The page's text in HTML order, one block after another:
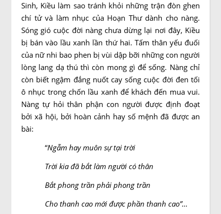
Sinh, Kiều làm sao tránh khỏi những trận đòn ghen
chí tử và làm nhục của Hoạn Thư dành cho nàng.
Sóng gió cuộc đời nàng chưa dừng lại nơi đây, Kiều
bị bán vào lầu xanh lần thứ hai. Tấm thân yếu đuối
của nữ nhi bao phen bị vùi dập bỡi những con người
lòng lang dạ thú thì còn mong gì để sống. Nàng chỉ
còn biết ngậm đắng nuốt cay sống cuộc đời đen tối
ô nhục trong chốn lầu xanh để khách đến mua vui.
Nàng tự hỏi thân phận con người được định đoạt
bởi xã hội, bởi hoàn cảnh hay số mệnh đã được an
bài:
“Ngẫm hay muôn sự tại trời
Trời kia đã bắt làm người có thân
Bắt phong trần phải phong trần
Cho thanh cao mới được phần thanh cao”…